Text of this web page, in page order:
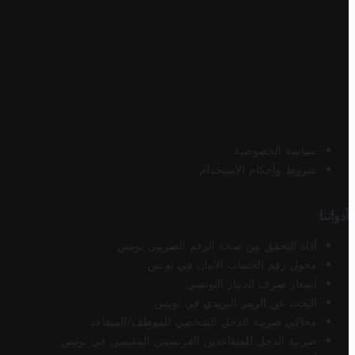
سياسة الخصوصية
شروط وأحكام الاستخدام
أدواتنا
أداة التحقق من صحة الرقم الضريبي تونس
محول رقم الحساب الآيبان في تونس
أسعار صرف الدينار التونسي
البحث عن الرمز البريدي في تونس
محاكي ضريبة الدخل الشخصي للموظف/المتقاعد
ضريبة الدخل للمتقاعدين الفرنسيين المقيمين في تونس